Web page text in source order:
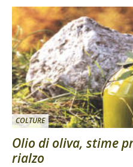
COLTURE
Olio di oliva, stime
rialzo